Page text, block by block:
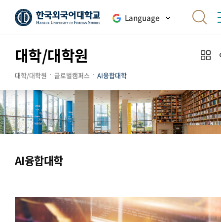
Language
대학/대학원
대학/대학원 글로벌캠퍼스 AI융합대학
AI융합대학